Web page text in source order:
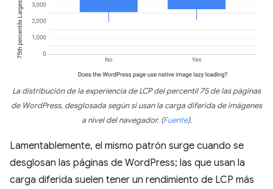
La distribución de la experiencia de LCP del percentil 75 de las páginas
de WordPress, desglosada según si usan la carga diferida de imágenes
a nivel del navegador. (Fuente).
Lamentablemente, el mismo patrón surge cuando se
desglosan las páginas de WordPress; las que usan la
carga diferida suelen tener un rendimiento de LCP más